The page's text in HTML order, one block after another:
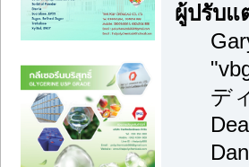
ผู้ปรับแ
デ